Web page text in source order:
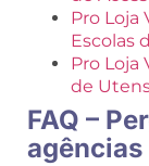
Pro Loja
Escolas
Pro Loja
de
FAQ –